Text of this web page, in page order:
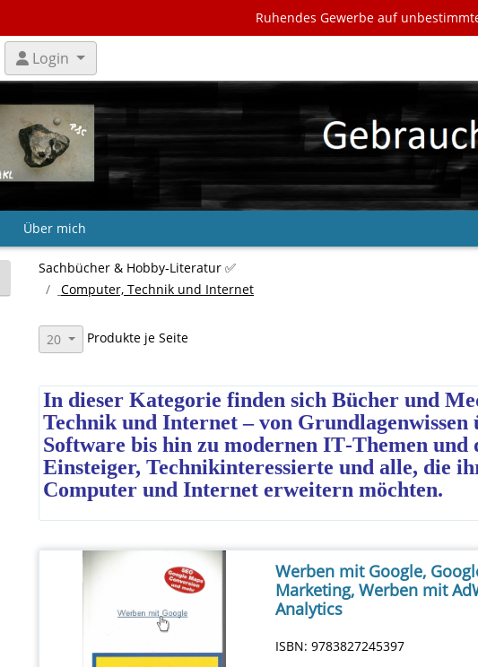
Ruhendes Gewerbe auf
Login
Über mich
Sachbücher & Hobby‑Literatur ✅
Computer, Technik und Internet
20 Produkte je Seite
In dieser Kategorie finden sich Bücher und
Technik und Internet – von
Software bis hin zu modernen IT‑Themen
Einsteiger, Technikinteressierte und alle, die
Computer und Internet erweitern möchten.
Werben mit Google,
Marketing, Werben mit
Analytics
ISBN: 9783827245397